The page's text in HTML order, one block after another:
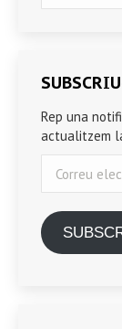
Rep una
actualitzem
electrònic